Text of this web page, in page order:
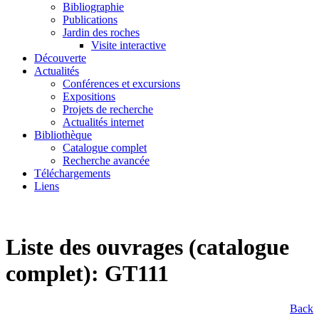
Bibliographie
Publications
Jardin des roches
Visite interactive
Découverte
Actualités
Conférences et excursions
Expositions
Projets de recherche
Actualités internet
Bibliothèque
Catalogue complet
Recherche avancée
Téléchargements
Liens
Liste des ouvrages (catalogue
complet): GT111
Back